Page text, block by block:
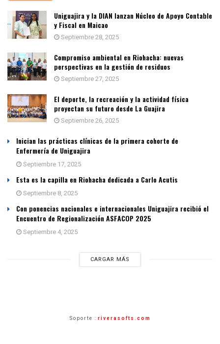
Uniguajira y la DIAN lanzan Núcleo de Apoyo Contable
y Fiscal en Maicao
Septiembre 28, 2025
Compromiso ambiental en Riohacha: nuevas
perspectivas en la gestión de residuos
Septiembre 27, 2025
El deporte, la recreación y la actividad física
proyectan su futuro desde La Guajira
Septiembre 26, 2025
Inician las prácticas clínicas de la primera cohorte de
Enfermería de Uniguajira
Septiembre 17, 2025
Esta es la capilla en Riohacha dedicada a Carlo Acutis
Septiembre 8, 2025
Con ponencias nacionales e internacionales Uniguajira recibió el
Encuentro de Regionalización ASFACOP 2025
Septiembre 4, 2025
CARGAR MÁS
Soporte : riverasofts.com